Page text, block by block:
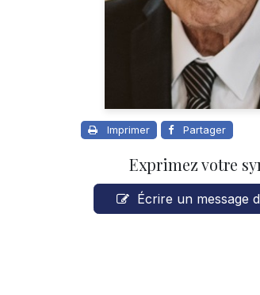
Imprimer Partager
Exprimez votre
Écrire un message